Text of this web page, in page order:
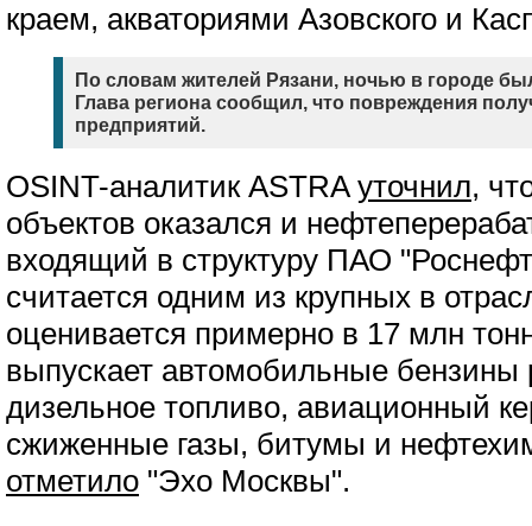
краем, акваториями Азовского и
По словам жителей Рязани, ночью в городе
Глава региона сообщил, что повреждения
предприятий.
OSINT-аналитик ASTRA уточнил,
объектов оказался и
входящий в структуру ПАО
считается одним из крупных в
оценивается примерно в 17 млн
выпускает автомобильные бензины
дизельное топливо, авиационный
сжиженные газы, битумы и
отметило "Эхо Москвы".